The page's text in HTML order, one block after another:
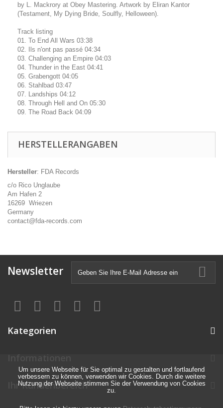
by L. Mackrory at Obey Mastering. Artwork by Eliran Kantor
(Testament, My Dying Bride, Soulfly, Helloween).
Track listing
01. To End All Wars 03:38
02. Ils n'ont pas passé 04:34
03. Challenging an Empire 04:03
04. Thunder in the East 04:41
05. Grabengott 04:05
06. Stahlbad 03:47
07. Landships 04:12
08. Through Hell and On 05:30
09. The Road Back 04:09
HERSTELLERANGABEN
Hersteller: FDA Records
c/o Rico Unglaube
Am Hafen 2
16269 Wriezen
Germany
contact@fda-records.com
Newsletter
Kategorien
Informationen
Ihr Kundenbereich
Um unsere Webseite für Sie optimal zu gestalten und fortlaufend
verbessern zu können, verwenden wir Cookies. Durch die weitere
Nutzung der Webseite stimmen Sie der Verwendung von Cookies
zu.